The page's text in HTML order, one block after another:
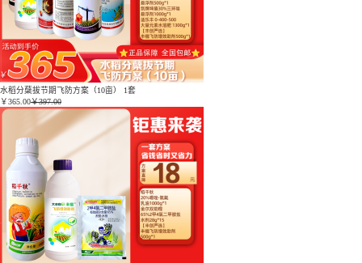
水稻分蘖拔节期飞防方案（10亩） 1套
￥365.00￥397.00